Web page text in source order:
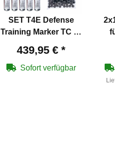
SET T4E Defense
Training Marker TC 68
(P18) + 100
Rubberballs
439,95 € *
Sofort verfügbar